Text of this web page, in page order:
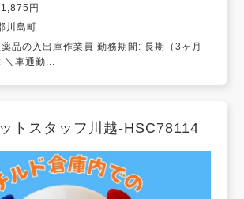
円
川島町
品の入出庫作業員 勤務期間: 長期（3ヶ月
車通勤...
トスタッフ川越-HSC78114